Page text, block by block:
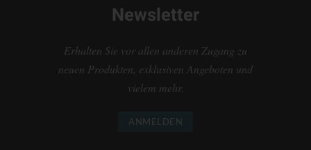
Newsletter
Erhalten Sie vor allen anderen Zugang zu
neuen Produkten, exklusiven Angeboten und
vielem mehr.
ANMELDEN